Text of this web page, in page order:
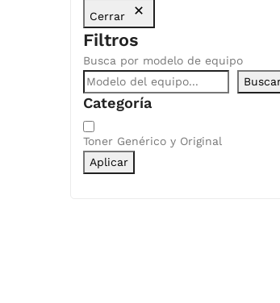
Cerrar
Filtros
Busca por modelo de equipo
Categoría
Categoría
Toner Genérico y Original
Aplicar